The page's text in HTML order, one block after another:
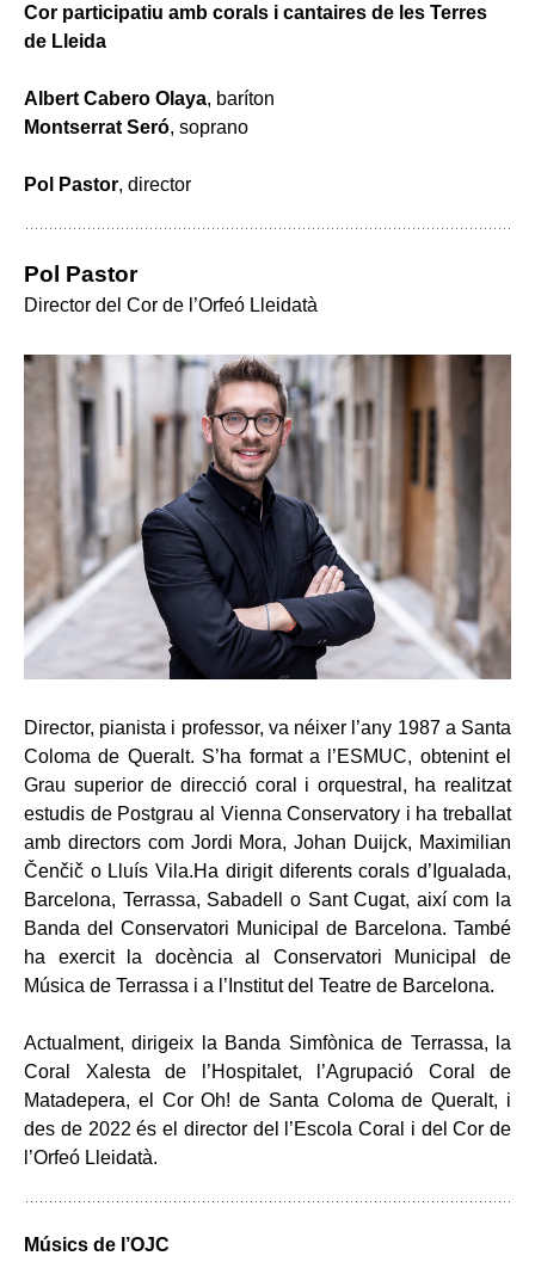
Cor participatiu amb corals i cantaires de les Terres
de Lleida
Albert Cabero Olaya, baríton
Montserrat Seró, soprano
Pol Pastor, director
Pol Pastor
Director del Cor de l’Orfeó Lleidatà
Director, pianista i professor, va néixer l’any 1987 a Santa
Coloma de Queralt. S’ha format a l’ESMUC, obtenint el
Grau superior de direcció coral i orquestral, ha realitzat
estudis de Postgrau al Vienna Conservatory i ha treballat
amb directors com Jordi Mora, Johan Duijck, Maximilian
Čenčič o Lluís Vila.Ha dirigit diferents corals d’Igualada,
Barcelona, Terrassa, Sabadell o Sant Cugat, així com la
Banda del Conservatori Municipal de Barcelona. També
ha exercit la docència al Conservatori Municipal de
Música de Terrassa i a l’Institut del Teatre de Barcelona.
Actualment, dirigeix la Banda Simfònica de Terrassa, la
Coral Xalesta de l’Hospitalet, l’Agrupació Coral de
Matadepera, el Cor Oh! de Santa Coloma de Queralt, i
des de 2022 és el director del l’Escola Coral i del Cor de
l’Orfeó Lleidatà.
Músics de l’OJC